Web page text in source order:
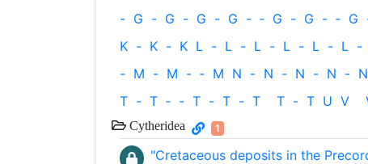
- G - G - G - G - ‐ G - G - ‐ G
K - K - K L - L - L - L - L - L -
- M - M - ‐ M N - N - N - N - N
T - T ‐ - T - T - T T - T U V
Cytheridea 1
"Cretaceous deposits in the